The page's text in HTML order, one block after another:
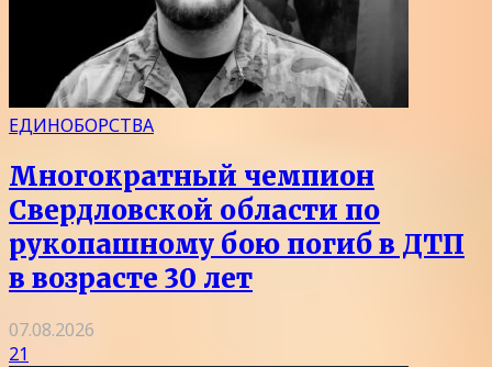
ЕДИНОБОРСТВА
Многократный чемпион
Свердловской области по
рукопашному бою погиб в ДТП
в возрасте 30 лет
07.08.2026
21